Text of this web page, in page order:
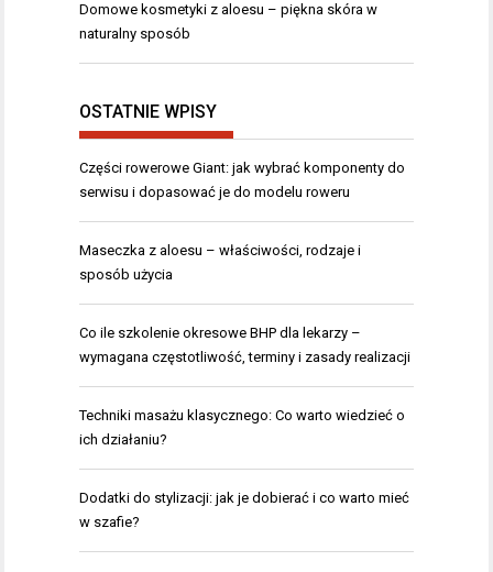
Domowe kosmetyki z aloesu – piękna skóra w
naturalny sposób
OSTATNIE WPISY
Części rowerowe Giant: jak wybrać komponenty do
serwisu i dopasować je do modelu roweru
Maseczka z aloesu – właściwości, rodzaje i
sposób użycia
Co ile szkolenie okresowe BHP dla lekarzy –
wymagana częstotliwość, terminy i zasady realizacji
Techniki masażu klasycznego: Co warto wiedzieć o
ich działaniu?
Dodatki do stylizacji: jak je dobierać i co warto mieć
w szafie?